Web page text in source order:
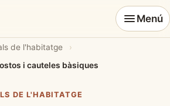
Menú
de l'habitatge
i cauteles bàsiques
DE L'HABITATGE